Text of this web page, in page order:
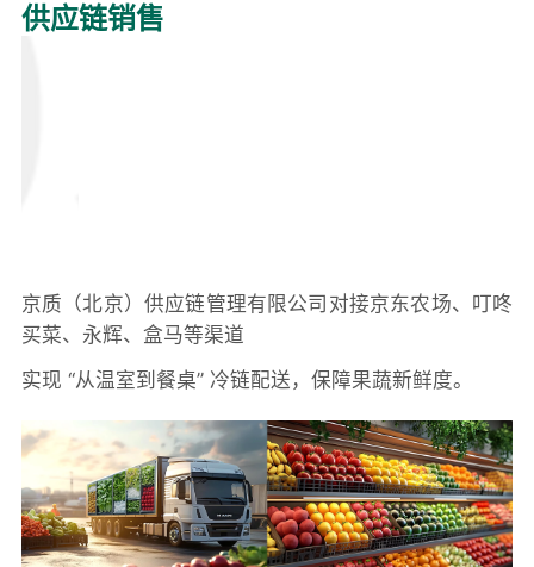
供应链销售
京质（北京）供应链管理有限公司对接京东农场、叮咚
买菜、永辉、盒马等渠道
实现 “从温室到餐桌” 冷链配送，保障果蔬新鲜度。